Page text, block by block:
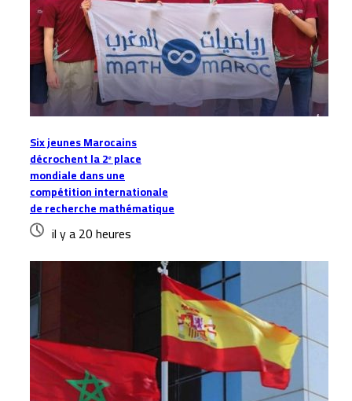
Six jeunes Marocains
décrochent la 2ᵉ place
mondiale dans une
compétition internationale
de recherche mathématique
il y a 20 heures